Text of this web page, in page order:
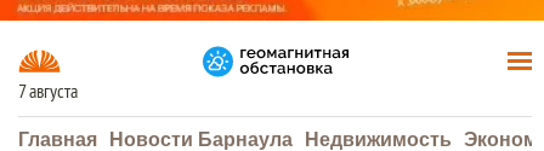
7 августа
Главная Новости Барнаула Недвижимость